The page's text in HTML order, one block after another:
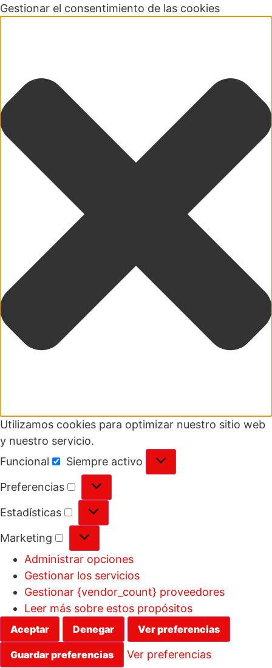
Gestionar el consentimiento de las cookies
Utilizamos cookies para optimizar nuestro sitio web
y nuestro servicio.
Funcional
Siempre activo
Preferencias
Estadísticas
Marketing
Administrar opciones
Gestionar los servicios
Gestionar {vendor_count} proveedores
Leer más sobre estos propósitos
Aceptar Denegar Ver preferencias
Guardar preferencias
Ver preferencias